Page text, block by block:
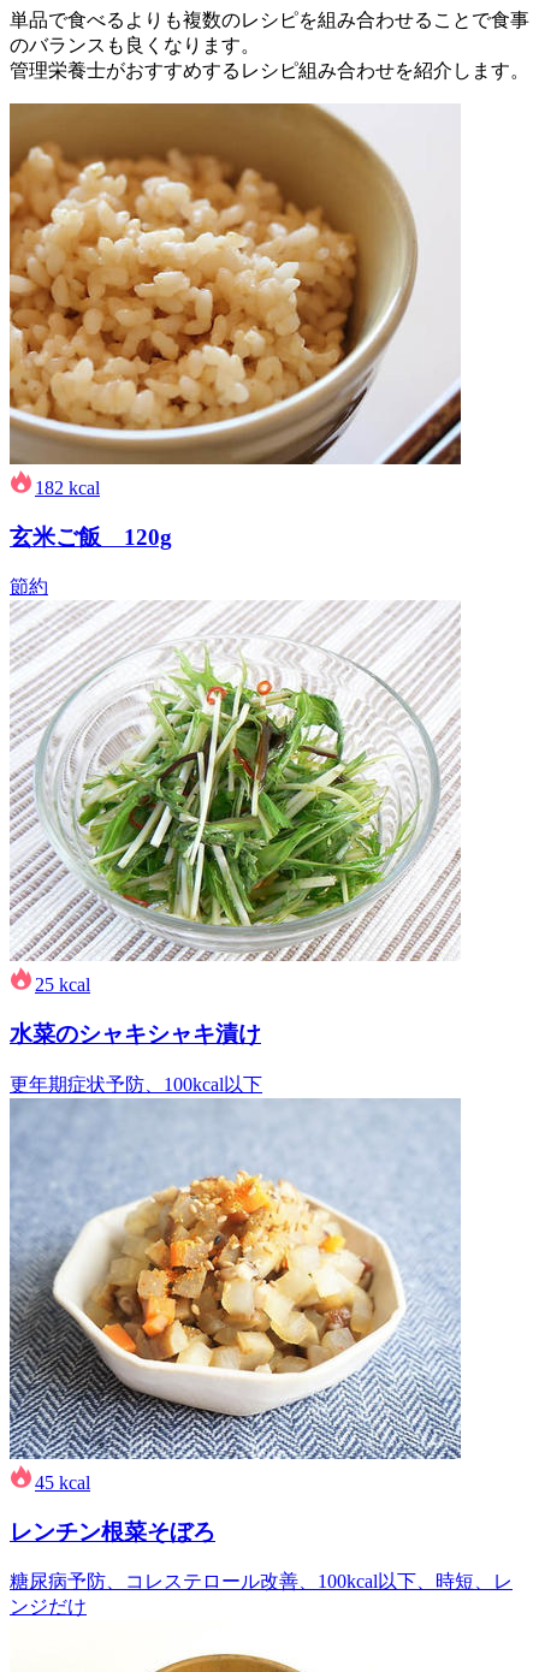
単品で食べるよりも複数のレシピを組み合わせることで食事
のバランスも良くなります。
管理栄養士がおすすめするレシピ組み合わせを紹介します。
182 kcal
玄米ご飯 120g
節約
25 kcal
水菜のシャキシャキ漬け
更年期症状予防、100kcal以下
45 kcal
レンチン根菜そぼろ
糖尿病予防、コレステロール改善、100kcal以下、時短、レ
ンジだけ